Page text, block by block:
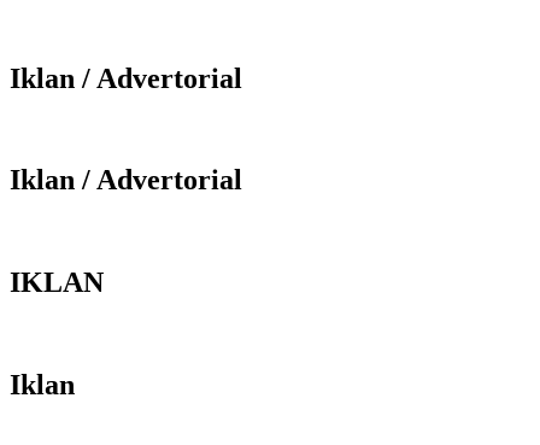
Iklan / Advertorial
Iklan / Advertorial
IKLAN
Iklan